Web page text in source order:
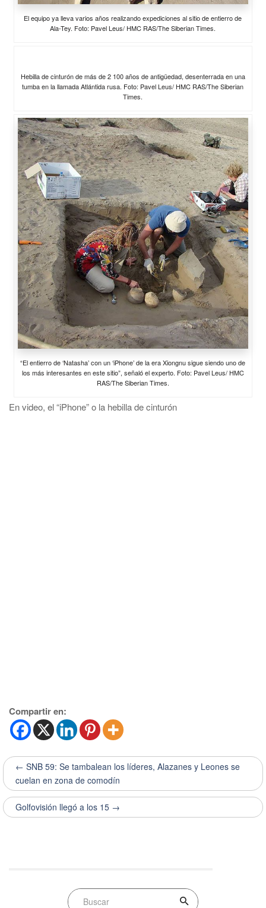
El equipo ya lleva varios años realizando expediciones al sitio de entierro de
Ala-Tey. Foto: Pavel Leus/ HMC RAS/The Siberian Times.
Hebilla de cinturón de más de 2 100 años de antigüedad, desenterrada en una
tumba en la llamada Atlántida rusa. Foto: Pavel Leus/ HMC RAS/The Siberian
Times.
“El entierro de ‘Natasha’ con un ‘iPhone’ de la era Xiongnu sigue siendo uno de
los más interesantes en este sitio”, señaló el experto. Foto: Pavel Leus/ HMC
RAS/The Siberian Times.
En video, el “iPhone” o la hebilla de cinturón
Compartir en:
← SNB 59: Se tambalean los líderes, Alazanes y Leones se
cuelan en zona de comodín
Golfovisión llegó a los 15 →